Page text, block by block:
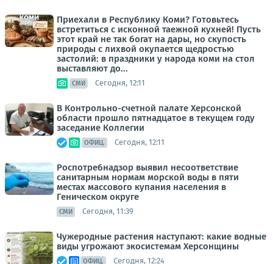
Приехали в Республику Коми? Готовьтесь
встретиться с исконной таежной кухней! Пусть
этот край не так богат на дары, но скупость
природы с лихвой окупается щедростью
застолий: в праздники у народа коми на стол
выставляют до...
СМИ Сегодня, 12:11
В Контрольно-счетной палате Херсонской
области прошло пятнадцатое в текущем году
заседание Коллегии
ОФИЦ. Сегодня, 12:11
Роспотребнадзор выявил несоответствие
санитарным нормам морской воды в пяти
местах массового купания населения в
Геническом округе
СМИ Сегодня, 11:39
Чужеродные растения наступают: какие водные
виды угрожают экосистемам Херсонщины
ОФИЦ. Сегодня, 12:24